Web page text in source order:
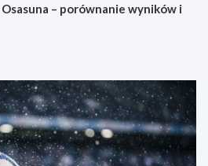
– porównanie wyników i